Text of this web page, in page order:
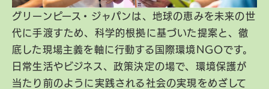
グリーンピース・ジャパンは、地球の恵みを未来の世
代に手渡すため、科学的根拠に基づいた提案と、徹
底した現場主義を軸に行動する国際環境NGOです。
日常生活やビジネス、政策決定の場で、環境保護が
当たり前のように実践される社会の実現をめざして